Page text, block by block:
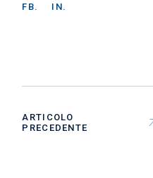
FB. IN.
ARTICOLO
PRECEDENTE